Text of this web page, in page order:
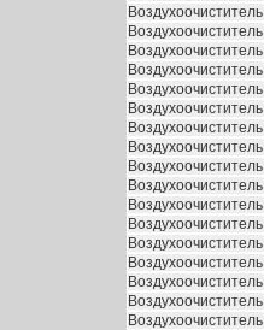
Воздухоочиститель
Воздухоочиститель
Воздухоочиститель
Воздухоочиститель
Воздухоочиститель
Воздухоочиститель
Воздухоочиститель
Воздухоочиститель
Воздухоочиститель
Воздухоочиститель
Воздухоочиститель
Воздухоочиститель
Воздухоочиститель
Воздухоочиститель
Воздухоочиститель
Воздухоочиститель
Воздухоочиститель